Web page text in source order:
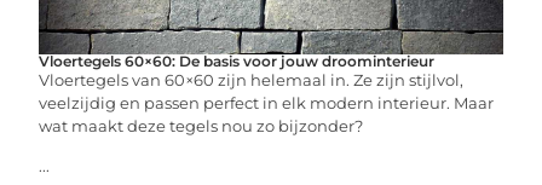
Vloertegels 60×60: De basis voor jouw droominterieur
Vloertegels van 60×60 zijn helemaal in. Ze zijn stijlvol,
veelzijdig en passen perfect in elk modern interieur. Maar
wat maakt deze tegels nou zo bijzonder?
...